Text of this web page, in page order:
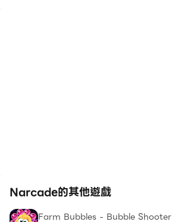
Narcade的其他遊戲
Farm Bubbles - Bubble Shooter